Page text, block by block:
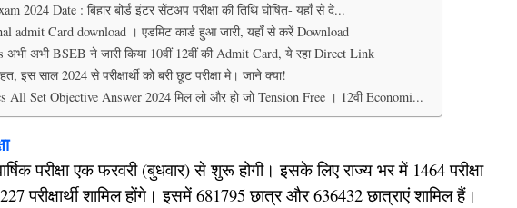
2024 Date : बिहार बोर्ड इंटर सेंटअप परीक्षा की तिथि घोषित- यहाँ से दे...
admit Card download । एडमिट कार्ड हुआ जारी, यहाँ से करें Download
अभी BSEB ने जारी किया 10वीं 12वीं की Admit Card, ये रहा Direct Link
इस साल 2024 से परीक्षार्थी को बरी छूट परीक्षा मे। जाने क्या!
All Set Objective Answer 2024 मिल लो और हो जो Tension Free । 12वी Economi...
परीक्षा एक फरवरी (बुधवार) से शुरू होगी। इसके लिए राज्य भर में 1464 परीक्षा
परीक्षार्थी शामिल होंगे। इसमें 681795 छात्र और 636432 छात्राएं शामिल हैं।